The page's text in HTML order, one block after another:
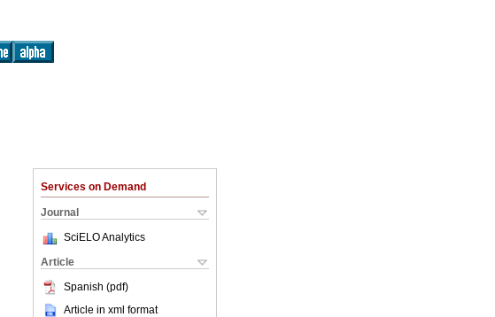
Services on Demand
Journal
SciELO Analytics
Article
Spanish (pdf)
Article in xml format